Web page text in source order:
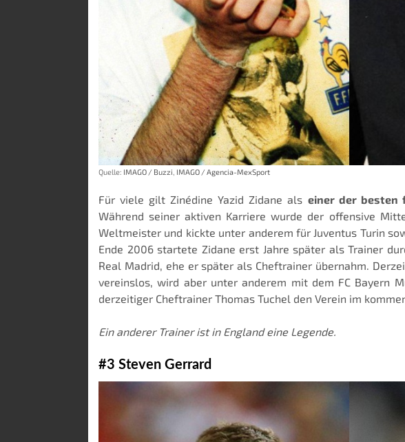
Quelle: IMAGO / Buzzi, IMAGO / Agencia-MexSport
Für viele gilt Zinédine Yazid Zidane als einer der besten
Während seiner aktiven Karriere wurde der offensive
Weltmeister und kickte unter anderem für Juventus Turin
Ende 2006 startete Zidane erst Jahre später als Trainer
Real Madrid, ehe er später als Cheftrainer übernahm.
vereinslos, wird aber unter anderem mit dem FC Bayern
derzeitiger Cheftrainer Thomas Tuchel den Verein im
Ein anderer Trainer ist in England eine Legende.
#3 Steven Gerrard